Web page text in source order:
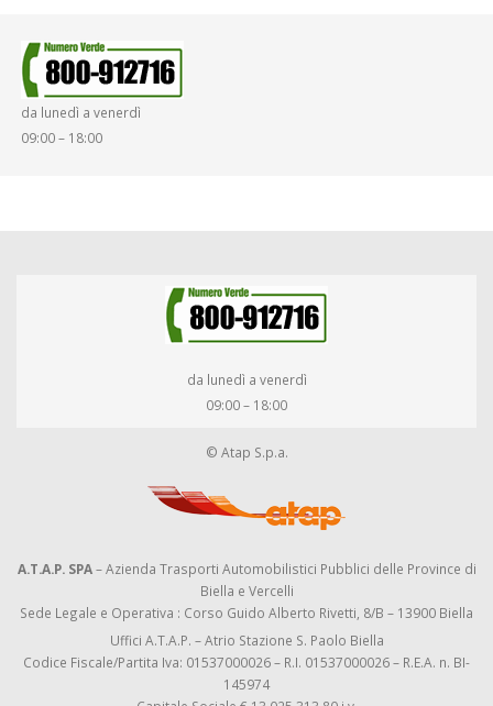
SMARRIMENTO OGGETTI
da lunedì a venerdì
09:00 – 18:00
da lunedì a venerdì
09:00 – 18:00
© Atap S.p.a.
A.T.A.P. SPA– Azienda Trasporti Automobilistici Pubblici delle Province di
Biella e Vercelli
Sede Legale e Operativa : Corso Guido Alberto Rivetti, 8/B – 13900 Biella
Uffici A.T.A.P. – Atrio Stazione S. Paolo Biella
Codice Fiscale/Partita Iva: 01537000026 – R.I. 01537000026 – R.E.A. n. BI-
145974